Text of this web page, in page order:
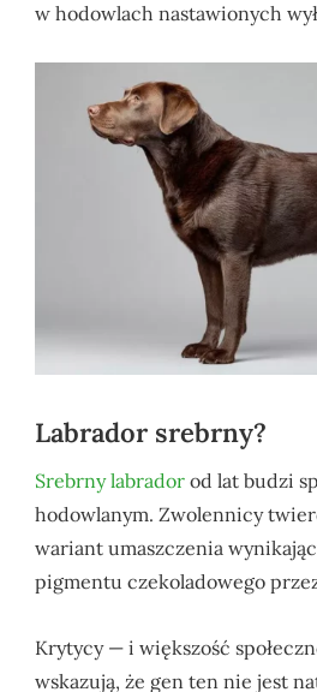
w hodowlach nastawionych
Labrador srebrny?
Srebrny labrador od lat budzi
hodowlanym. Zwolennicy
wariant umaszczenia
pigmentu czekoladowego
Krytycy — i większość
wskazują, że gen ten nie jest